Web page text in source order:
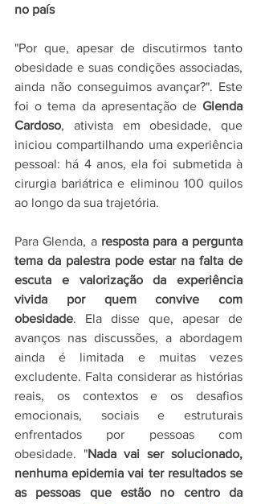
no país
"Por que, apesar de discutirmos tanto
obesidade e suas condições associadas,
ainda não conseguimos avançar?". Este
foi o tema da apresentação de Glenda
Cardoso, ativista em obesidade, que
iniciou compartilhando uma experiência
pessoal: há 4 anos, ela foi submetida à
cirurgia bariátrica e eliminou 100 quilos
ao longo da sua trajetória.
Para Glenda, a resposta para a pergunta
tema da palestra pode estar na falta de
escuta e valorização da experiência
vivida por quem convive com
obesidade. Ela disse que, apesar de
avanços nas discussões, a abordagem
ainda é limitada e muitas vezes
excludente. Falta considerar as histórias
reais, os contextos e os desafios
emocionais, sociais e estruturais
enfrentados por pessoas com
obesidade. "Nada vai ser solucionado,
nenhuma epidemia vai ter resultados se
as pessoas que estão no centro da